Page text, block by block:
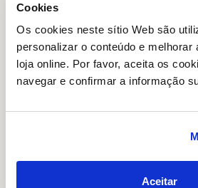
Cookies
Os cookies neste sítio Web são
personalizar o conteúdo e melhorar
loja online. Por favor, aceita os
navegar e confirmar a informação
Aceitar
Magical Forest